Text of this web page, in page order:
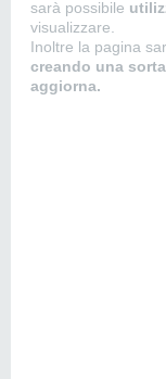
sarà possibile
visualizzare.
Inoltre la pagina
creando una
aggiorna.